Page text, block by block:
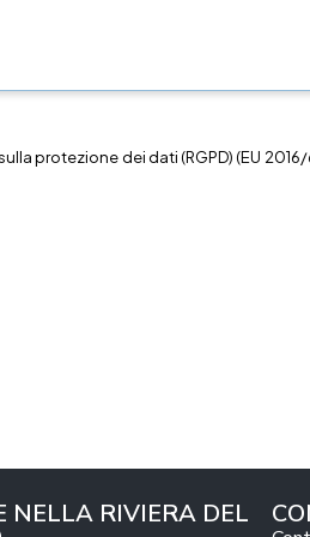
protezione dei dati (RGPD) (EU
NELLA RIVIERA DEL